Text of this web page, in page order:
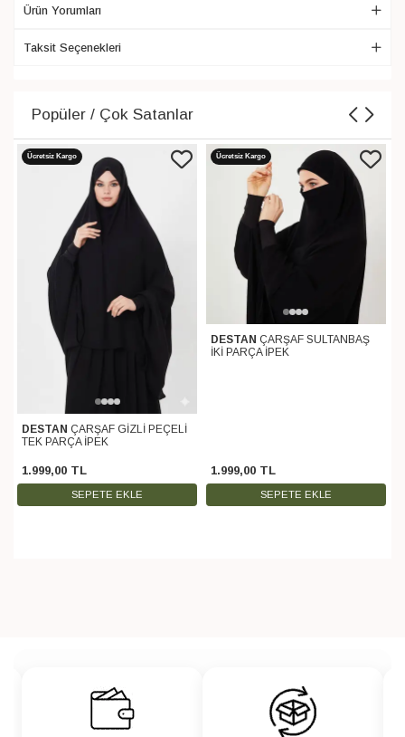
Ürün Yorumları
Taksit Seçenekleri
Popüler / Çok Satanlar
Ücretsiz Kargo
DESTAN ÇARŞAF GİZLİ PEÇELİ
TEK PARÇA İPEK
1.999,00 TL
SEPETE EKLE
Ücretsiz Kargo
DESTAN ÇARŞAF SULTANBAŞ
İKİ PARÇA İPEK
1.999,00 TL
SEPETE EKLE